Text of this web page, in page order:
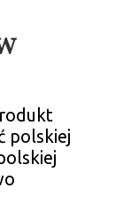
polskiej